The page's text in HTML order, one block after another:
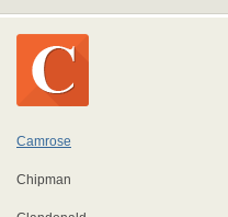
Camrose
Chipman